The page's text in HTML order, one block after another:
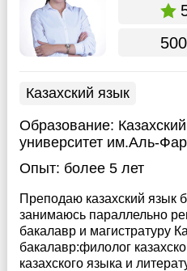
Казахский язык
Образование:
университет им.Аль-
Опыт: более 5 лет
Преподаю казахский язык
занимаюсь параллельно
бакалавр и магистратуру
бакалавр:филолог
казахского языка и